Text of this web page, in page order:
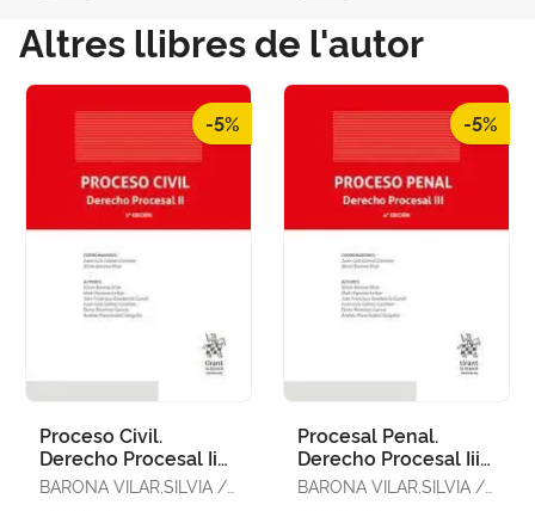
Altres llibres de l'autor
-5%
Proceso Civil.
Derecho Procesal Ii
5ª Edición
BARONA VILAR,SILVIA /
-5%
Procesal Penal.
Derecho Procesal Iii
4ª Edición
BARONA VILAR,SILVIA /